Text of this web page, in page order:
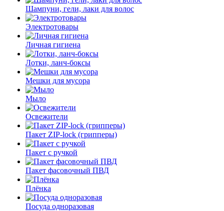
Шампуни, гели, лаки для волос
Электротовары
Личная гигиена
Лотки, ланч-боксы
Мешки для мусора
Мыло
Освежители
Пакет ZIP-lock (грипперы)
Пакет с ручкой
Пакет фасовочный ПВД
Плёнка
Посуда одноразовая